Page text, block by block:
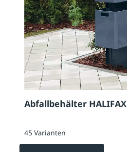
Abfallbehälter HALIFAX
45 Varianten